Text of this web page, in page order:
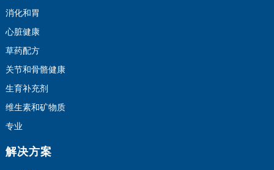
消化和胃
心脏健康
草药配方
关节和骨骼健康
生育补充剂
维生素和矿物质
专业
解决方案